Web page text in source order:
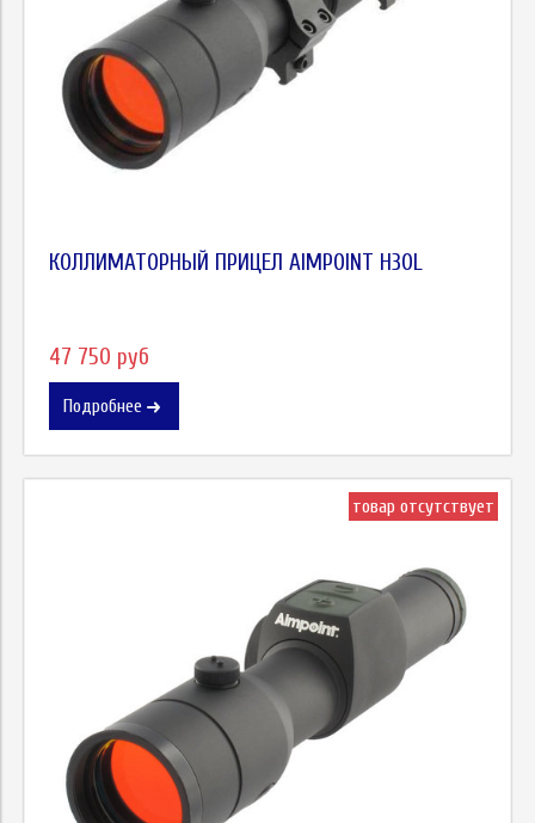
КОЛЛИМАТОРНЫЙ ПРИЦЕЛ AIMPOINT H30L
47 750 руб
Подробнее
товар отсутствует